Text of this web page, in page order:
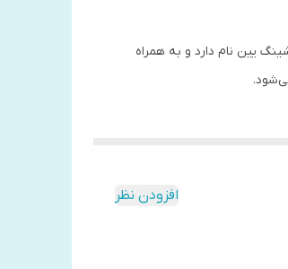
یین نام دارد و به همراه
افزودن نظر